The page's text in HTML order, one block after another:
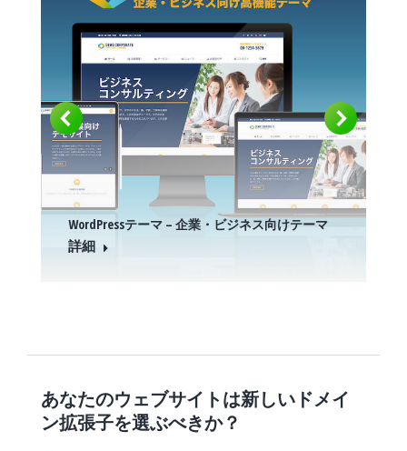
WordPressテーマ – 企業・ビジネス向けテーマ
詳細
あなたのウェブサイトは新しいドメイ
ン拡張子を選ぶべきか？